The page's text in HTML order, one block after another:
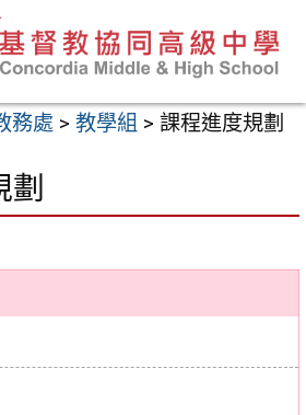
務處 > 教學組 > 課程進度規劃